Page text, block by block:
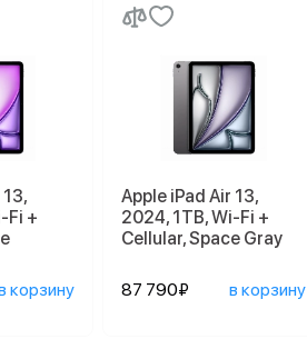
Fi +
корзину
Apple iPad Air 13,
2024, 1TB, Wi-Fi +
Cellular, Space Gray
87 790₽ в корзину